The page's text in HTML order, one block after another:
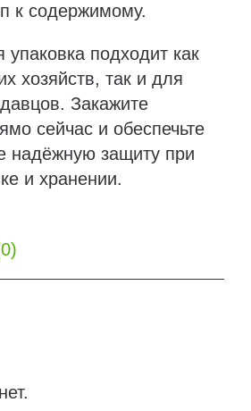
к содержимому.
упаковка подходит как
хозяйств, так и для
Закажите
сейчас и обеспечьте
надёжную защиту при
и хранении.